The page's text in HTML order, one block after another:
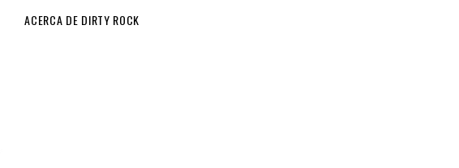
ACERCA DE DIRTY ROCK